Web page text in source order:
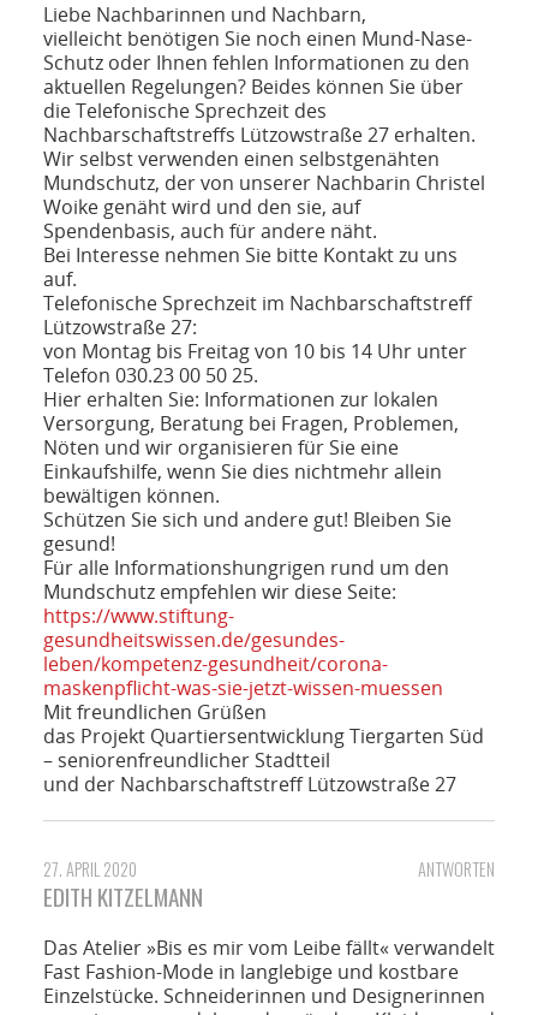
Liebe Nachbarinnen und Nachbarn,
vielleicht benötigen Sie noch einen Mund-Nase-
Schutz oder Ihnen fehlen Informationen zu den
aktuellen Regelungen? Beides können Sie über
die Telefonische Sprechzeit des
Nachbarschaftstreffs Lützowstraße 27 erhalten.
Wir selbst verwenden einen selbstgenähten
Mundschutz, der von unserer Nachbarin Christel
Woike genäht wird und den sie, auf
Spendenbasis, auch für andere näht.
Bei Interesse nehmen Sie bitte Kontakt zu uns
auf.
Telefonische Sprechzeit im Nachbarschaftstreff
Lützowstraße 27:
von Montag bis Freitag von 10 bis 14 Uhr unter
Telefon 030.23 00 50 25.
Hier erhalten Sie: Informationen zur lokalen
Versorgung, Beratung bei Fragen, Problemen,
Nöten und wir organisieren für Sie eine
Einkaufshilfe, wenn Sie dies nichtmehr allein
bewältigen können.
Schützen Sie sich und andere gut! Bleiben Sie
gesund!
Für alle Informationshungrigen rund um den
Mundschutz empfehlen wir diese Seite:
https://www.stiftung-
gesundheitswissen.de/gesundes-
leben/kompetenz-gesundheit/corona-
maskenpflicht-was-sie-jetzt-wissen-muessen
Mit freundlichen Grüßen
das Projekt Quartiersentwicklung Tiergarten Süd
– seniorenfreundlicher Stadtteil
und der Nachbarschaftstreff Lützowstraße 27
ANTWORTEN
27. APRIL 2020
EDITH KITZELMANN
Das Atelier »Bis es mir vom Leibe fällt« verwandelt
Fast Fashion-Mode in langlebige und kostbare
Einzelstücke. Schneiderinnen und Designerinnen